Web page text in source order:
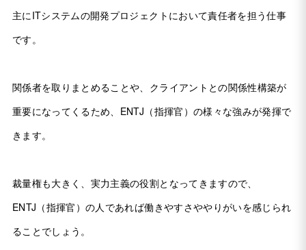
主にITシステムの開発プロジェクトにおいて責任者を担う仕事
です。
関係者を取りまとめることや、クライアントとの関係性構築が
重要になってくるため、ENTJ（指揮官）の様々な強みが発揮で
きます。
裁量権も大きく、実力主義の役割となってきますので、
ENTJ（指揮官）の人であれば働きやすさややりがいを感じられ
ることでしょう。